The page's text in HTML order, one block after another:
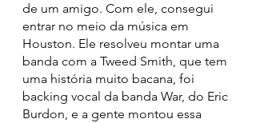
de um amigo. Com ele, consegui
entrar no meio da música em
Houston. Ele resolveu montar uma
banda com a Tweed Smith, que tem
uma história muito bacana, foi
backing vocal da banda War, do Eric
Burdon, e a gente montou essa